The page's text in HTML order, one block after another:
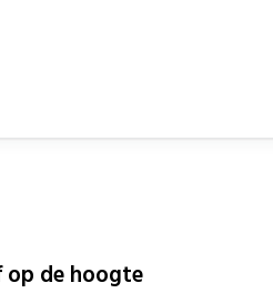
op de hoogte